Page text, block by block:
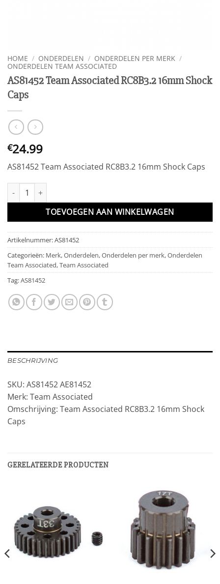
HOME / ONDERDELEN / ONDERDELEN PER MERK /
ONDERDELEN TEAM ASSOCIATED
AS81452 Team Associated RC8B3.2 16mm Shock
Caps
€24.99
AS81452 Team Associated RC8B3.2 16mm Shock Caps
AS81452 Team Associated RC8B3.2 16mm Shock Caps aantal
TOEVOEGEN AAN WINKELWAGEN
Artikelnummer:AS81452
Categorieën: Merk,Onderdelen,Onderdelen per merk,Onderdelen
Team Associated,Team Associated
Tag:AS81452
BESCHRIJVING
SKU: AS81452 AE81452
Merk: Team Associated
Omschrijving: Team Associated RC8B3.2 16mm Shock
Caps
GERELATEERDE PRODUCTEN